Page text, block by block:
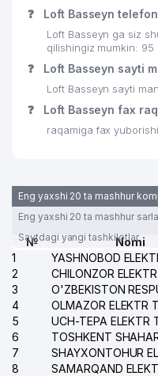
❓ Loft Basseyn
Loft Basseyn ga siz
qilishingiz mumkin: 95
❓ Loft Basseyn sayti
Loft Basseyn sayti
❓ Loft Basseyn fax
raqamiga fax
Eng yaxshi 20 ta mashhur
Eng yaxshi 20 ta mashhur
Saytdagi yangi tashkilotlar
№
Nomi
1
2
3
4
5
6
7
8